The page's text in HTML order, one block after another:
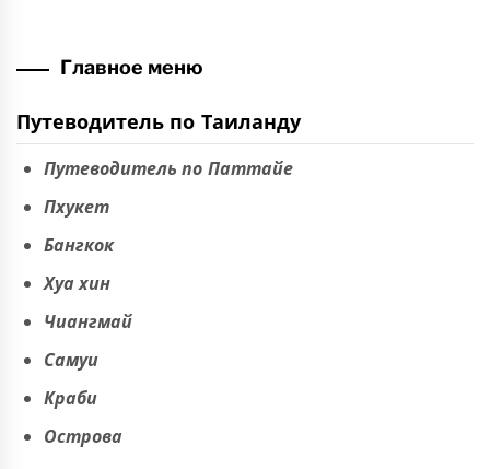
Главное меню
Путеводитель по Таиланду
Путеводитель по Паттайе
Пхукет
Бангкок
Хуа хин
Чиангмай
Самуи
Краби
Острова